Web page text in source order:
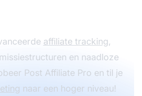
affiliate tracking,
en naadloze
Post Affiliate Pro en til je
naar een hoger niveau!